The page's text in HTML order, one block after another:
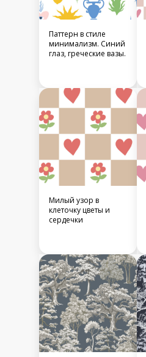
Паттерн в стиле
минимализм. Синий
глаз, греческие вазы.
Милый узор в
клеточку цветы и
сердечки